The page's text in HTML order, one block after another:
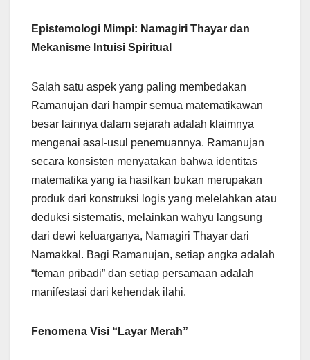
Epistemologi Mimpi: Namagiri Thayar dan
Mekanisme Intuisi Spiritual
Salah satu aspek yang paling membedakan
Ramanujan dari hampir semua matematikawan
besar lainnya dalam sejarah adalah klaimnya
mengenai asal-usul penemuannya. Ramanujan
secara konsisten menyatakan bahwa identitas
matematika yang ia hasilkan bukan merupakan
produk dari konstruksi logis yang melelahkan atau
deduksi sistematis, melainkan wahyu langsung
dari dewi keluarganya, Namagiri Thayar dari
Namakkal. Bagi Ramanujan, setiap angka adalah
“teman pribadi” dan setiap persamaan adalah
manifestasi dari kehendak ilahi.
Fenomena Visi “Layar Merah”